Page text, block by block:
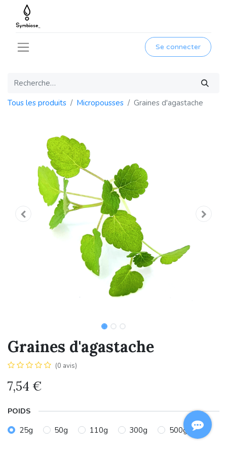
Se connecter
Tous les produits Micropousses Graines d'agastache
Graines d'agastache
(0 avis)
7,54 €
POIDS
25g
50g 110g 300g 500g